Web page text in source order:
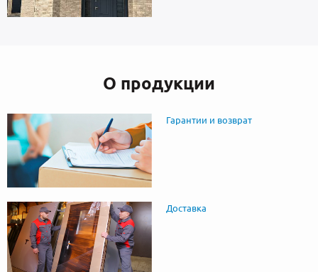
О продукции
Гарантии и возврат
Доставка